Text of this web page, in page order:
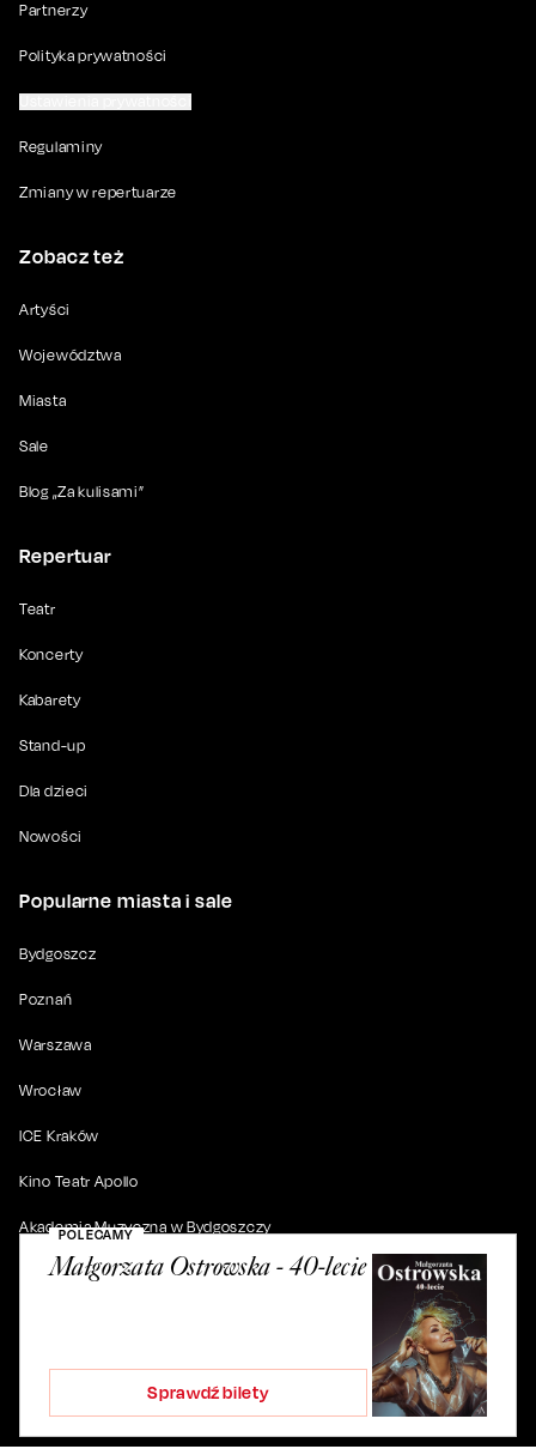
POLECAMY
Małgorzata Ostrowska - 40-lecie
Sprawdź bilety
Partnerzy
Polityka prywatności
Regulaminy
Zmiany w repertuarze
Zobacz też
Artyści
Województwa
Miasta
Sale
Blog „Za kulisami”
Repertuar
Teatr
Koncerty
Kabarety
Stand-up
Dla dzieci
Nowości
Popularne miasta i sale
Bydgoszcz
Poznań
Warszawa
Wrocław
ICE Kraków
Kino Teatr Apollo
Akademia Muzyczna w Bydgoszczy
. Wszystkie prawa zastrzeżone.
ul. Artura Grottgera 4/2, 85-227 Bydgoszcz